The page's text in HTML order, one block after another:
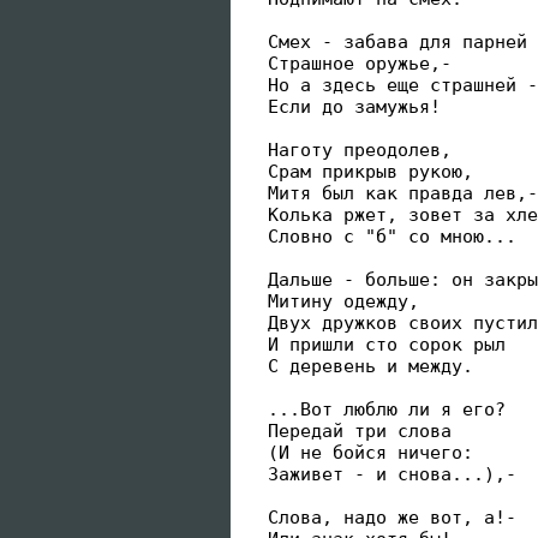
Смех - забава для парней
Страшное оружье,-
Но а здесь еще страшней -
Если до замужья!
Наготу преодолев,
Срам прикрыв рукою,
Митя был как правда лев,-
Колька ржет, зовет за
Словно с "б" со мною...
Дальше - больше: он
Митину одежду,
Двух дружков своих
И пришли сто сорок рыл
С деревень и между.
...Вот люблю ли я его?
Передай три слова
(И не бойся ничего:
Заживет - и снова...),-
Слова, надо же вот, а!-